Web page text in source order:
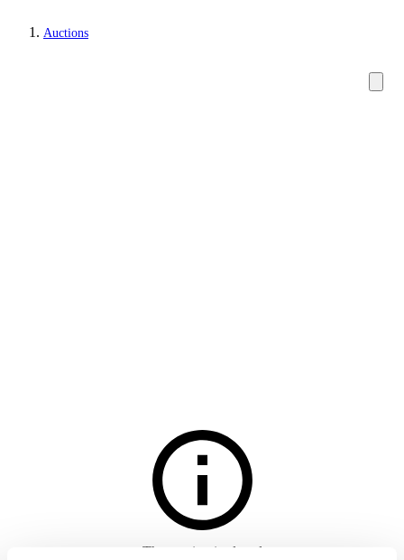
Auctions
The auction is closed